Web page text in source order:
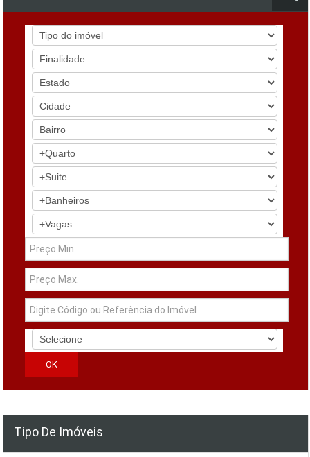
Tipo De Imóveis